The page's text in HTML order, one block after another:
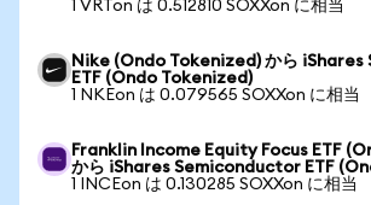
1 VRTon は 0.512810 SOXXon に相当
Nike (Ondo Tokenized) から
ETF (Ondo Tokenized)
1 NKEon は 0.079565 SOXXon に相当
Franklin Income Equity Focus ETF
から iShares Semiconductor ETF
1 INCEon は 0.130285 SOXXon に相当